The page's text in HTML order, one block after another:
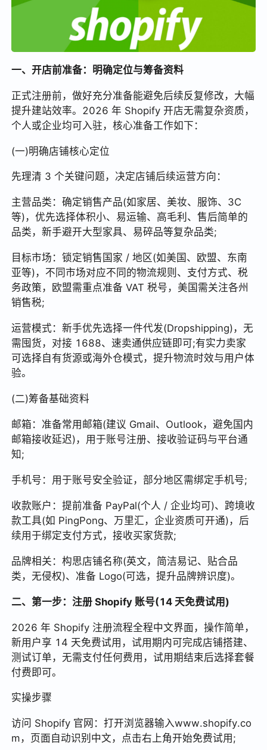
一、开店前准备：明确定位与筹备资料
正式注册前，做好充分准备能避免后续反复修改，大幅
提升建站效率。2026 年 Shopify 开店无需复杂资质，
个人或企业均可入驻，核心准备工作如下：
(一)明确店铺核心定位
先理清 3 个关键问题，决定店铺后续运营方向：
主营品类：确定销售产品(如家居、美妆、服饰、3C
等)，优先选择体积小、易运输、高毛利、售后简单的
品类，新手避开大型家具、易碎品等复杂品类;
目标市场：锁定销售国家 / 地区(如美国、欧盟、东南
亚等)，不同市场对应不同的物流规则、支付方式、税
务政策，欧盟需重点准备 VAT 税号，美国需关注各州
销售税;
运营模式：新手优先选择一件代发(Dropshipping)，无
需囤货，对接 1688、速卖通供应链即可;有实力卖家
可选择自有货源或海外仓模式，提升物流时效与用户体
验。
(二)筹备基础资料
邮箱：准备常用邮箱(建议 Gmail、Outlook，避免国内
邮箱接收延迟)，用于账号注册、接收验证码与平台通
知;
手机号：用于账号安全验证，部分地区需绑定手机号;
收款账户：提前准备 PayPal(个人 / 企业均可)、跨境收
款工具(如 PingPong、万里汇，企业资质可开通)，后
续用于绑定支付方式，接收买家货款;
品牌相关：构思店铺名称(英文，简洁易记、贴合品
类，无侵权)、准备 Logo(可选，提升品牌辨识度)。
二、第一步：注册 Shopify 账号(14 天免费试用)
2026 年 Shopify 注册流程全程中文界面，操作简单，
新用户享 14 天免费试用，试用期内可完成店铺搭建、
测试订单，无需支付任何费用，试用期结束后选择套餐
付费即可。
实操步骤
访问 Shopify 官网：打开浏览器输入www.shopify.co
m，页面自动识别中文，点击右上角开始免费试用;